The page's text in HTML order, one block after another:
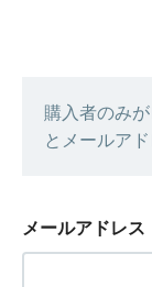
購入者のみ
とメールア
メールアドレス